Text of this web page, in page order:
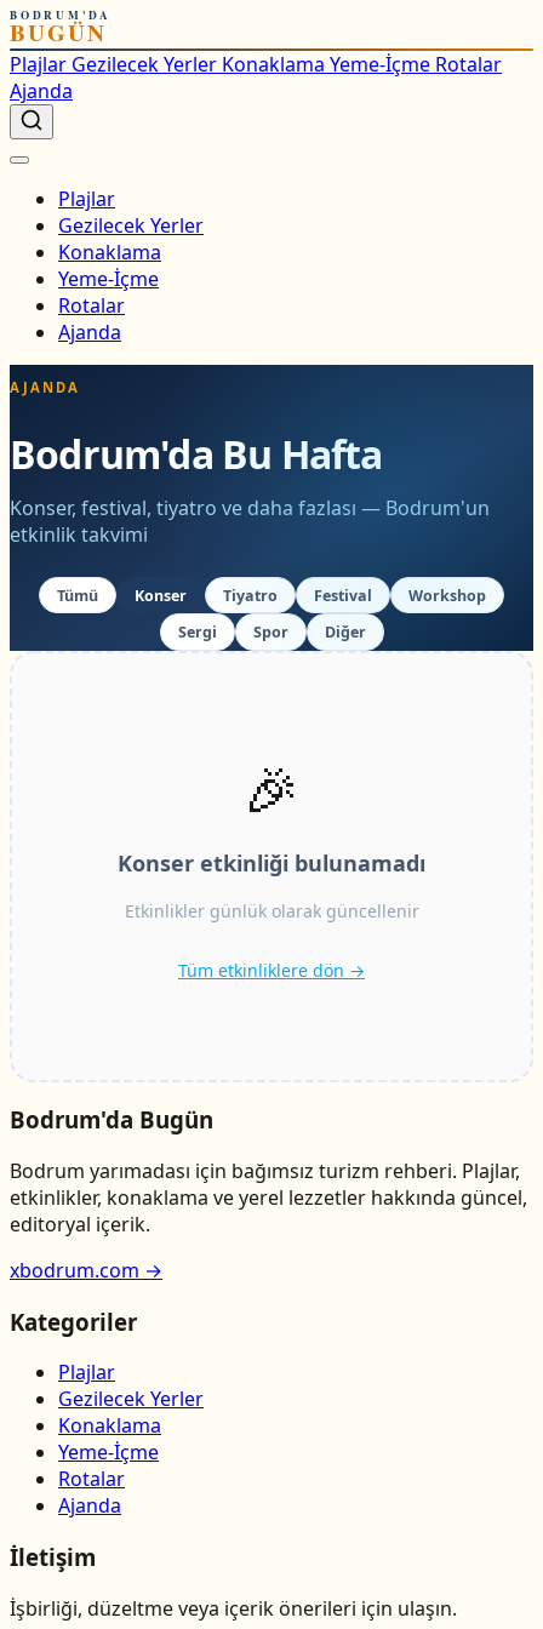
BODRUM'DA
BUGÜN
Plajlar Gezilecek Yerler Konaklama Yeme-İçme Rotalar
Ajanda
Plajlar
Gezilecek Yerler
Konaklama
Yeme-İçme
Rotalar
Ajanda
AJANDA
Bodrum'da Bu Hafta
Konser, festival, tiyatro ve daha fazlası — Bodrum'un
etkinlik takvimi
Tümü Konser Tiyatro Festival
Workshop
Sergi
Spor Diğer
🎉
Konser etkinliği bulunamadı
Etkinlikler günlük olarak güncellenir
Tüm etkinliklere dön →
Bodrum'da Bugün
Bodrum yarımadası için bağımsız turizm rehberi. Plajlar,
etkinlikler, konaklama ve yerel lezzetler hakkında güncel,
editoryal içerik.
xbodrum.com →
Kategoriler
Plajlar
Gezilecek Yerler
Konaklama
Yeme-İçme
Rotalar
Ajanda
İletişim
İşbirliği, düzeltme veya içerik önerileri için ulaşın.